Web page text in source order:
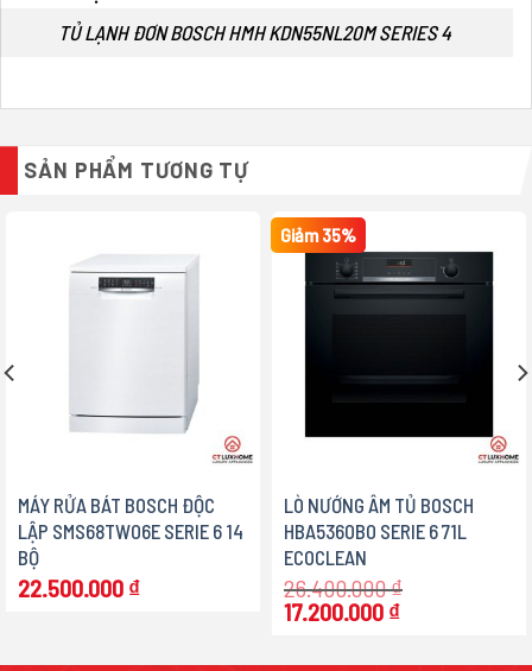
TỦ LẠNH ĐƠN BOSCH HMH KDN55NL20M SERIES 4
SẢN PHẨM TƯƠNG TỰ
MÁY RỬA BÁT BOSCH ĐỘC
LẬP SMS68TW06E SERIE 6 14
BỘ
22.500.000 ₫
Giảm 35%
LÒ NƯỚNG ÂM TỦ BOSCH
HBA5360B0 SERIE 6 71L
ECOCLEAN
26.400.000₫
Giá
17.200.000 ₫Giá